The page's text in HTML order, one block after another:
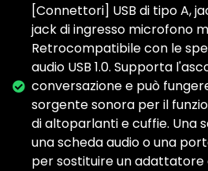
[Connettori] USB di tipo A,
jack di ingresso microfono
Retrocompatibile con le
audio USB 1.0. Supporta
conversazione e può
sorgente sonora per il
di altoparlanti e cuffie. Una
una scheda audio o una
per sostituire un adattatore